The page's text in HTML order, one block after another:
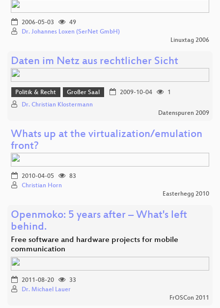
2006-05-03
49
Dr. Johannes Loxen (SerNet GmbH)
Linuxtag 2006
Daten im Netz aus rechtlicher Sicht
Politik & Recht Großer Saal 2009-10-04
1
Dr. Christian Klostermann
Datenspuren 2009
Whats up at the virtualization/emulation
front?
2010-04-05
83
Christian Horn
Easterhegg 2010
Openmoko: 5 years after – What's left
behind.
Free software and hardware projects for mobile
communication
2011-08-20
33
Dr. Michael Lauer
FrOSCon 2011